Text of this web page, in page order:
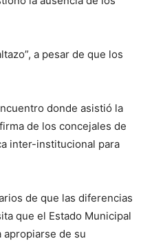
a pesar de que los
donde asistió la
de los concejales de
inter-institucional para
de que las diferencias
que el Estado Municipal
de su